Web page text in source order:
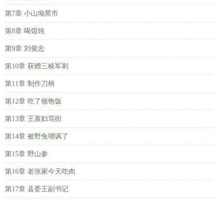
第7章 小山坳黑市
第8章 喝馄饨
第9章 刘俊忠
第10章 获赠三棱军刺
第11章 制作刀柄
第12章 吃了顿饱饭
第13章 王寡妇骂街
第14章 被野兔嘲讽了
第15章 野山参
第16章 老张家今天吃肉
第17章 县委王副书记